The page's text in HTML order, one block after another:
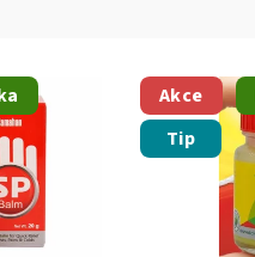
Akce
Tip